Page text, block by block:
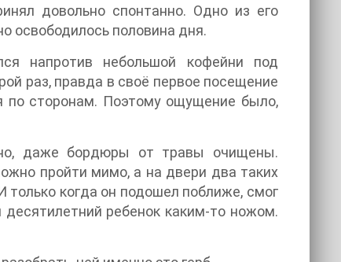
довольно спонтанно. Одно из его
освободилось половина дня.
напротив небольшой кофейни под
раз, правда в своё первое посещение
по сторонам. Поэтому ощущение было,
даже бордюры от травы очищены.
пройти мимо, а на двери два таких
только когда он подошел поближе, смог
десятилетний ребенок каким-то ножом.